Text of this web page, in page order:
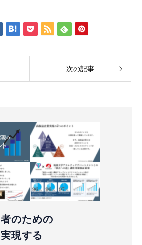
次の記事
のための
現する